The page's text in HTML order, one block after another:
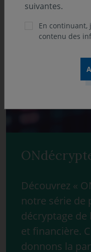
Découvrez «
notre série de
décryptage de
et financière.
donnons la
suivantes.
En continuant,
contenu des